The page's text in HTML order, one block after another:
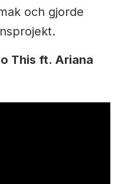
och gjorde
This ft. Ariana